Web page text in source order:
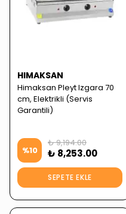
HIMAKSAN
Himaksan Pleyt Izgara 70
cm, Elektrikli (Servis
Garantili)
%10
₺ 9,194.00
₺ 8,253.00
SEPETE EKLE